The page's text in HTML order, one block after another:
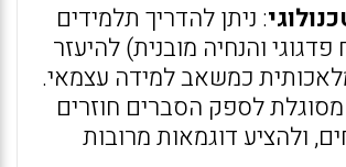
: ניתן להדריך תלמידים
והנחיה מובנית) להיעזר
כמשאב למידה עצמאי.
מסוגלת לספק הסברים חוזרים
ולהציע דוגמאות מרובות